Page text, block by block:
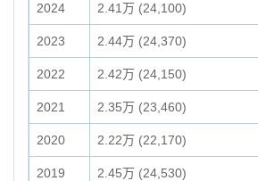
2024 2.41万 (24,100)
2023 2.44万 (24,370)
2022 2.42万 (24,150)
2021 2.35万 (23,460)
2020 2.22万 (22,170)
2019 2.45万 (24,530)